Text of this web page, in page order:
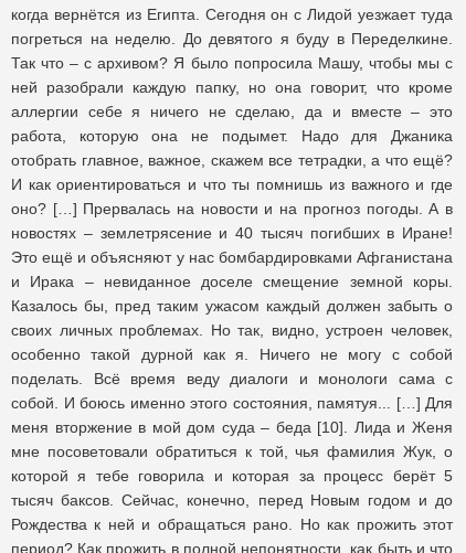
когда вернётся из Египта. Сегодня он с Лидой уезжает туда
погреться на неделю. До девятого я буду в Переделкине.
Так что – с архивом? Я было попросила Машу, чтобы мы с
ней разобрали каждую папку, но она говорит, что кроме
аллергии себе я ничего не сделаю, да и вместе – это
работа, которую она не подымет. Надо для Джаника
отобрать главное, важное, скажем все тетрадки, а что ещё?
И как ориентироваться и что ты помнишь из важного и где
оно? […] Прервалась на новости и на прогноз погоды. А в
новостях – землетрясение и 40 тысяч погибших в Иране!
Это ещё и объясняют у нас бомбардировками Афганистана
и Ирака – невиданное доселе смещение земной коры.
Казалось бы, пред таким ужасом каждый должен забыть о
своих личных проблемах. Но так, видно, устроен человек,
особенно такой дурной как я. Ничего не могу с собой
поделать. Всё время веду диалоги и монологи сама с
собой. И боюсь именно этого состояния, памятуя... […] Для
меня вторжение в мой дом суда – беда [10]. Лида и Женя
мне посоветовали обратиться к той, чья фамилия Жук, о
которой я тебе говорила и которая за процесс берёт 5
тысяч баксов. Сейчас, конечно, перед Новым годом и до
Рождества к ней и обращаться рано. Но как прожить этот
период? Как прожить в полной непонятности, как быть и что